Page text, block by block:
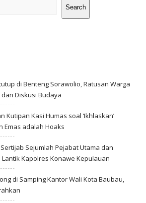
Search
di Benteng Sorawolio, Ratusan Warga
Diskusi Budaya
Kutipan Kasi Humas soal ‘Ikhlaskan’
Emas adalah Hoaks
Sejumlah Pejabat Utama dan
Kapolres Konawe Kepulauan
di Samping Kantor Wali Kota Baubau,